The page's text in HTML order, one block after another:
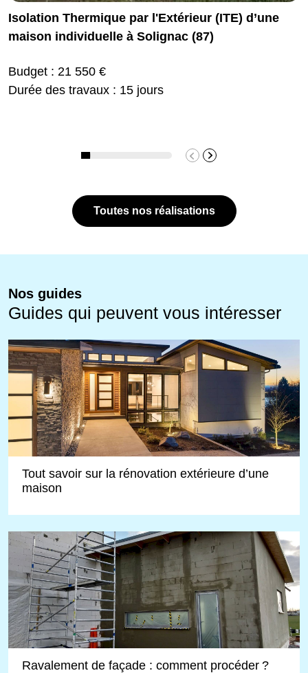
Isolation Thermique par l'Extérieur (ITE) d’une
maison individuelle à Solignac (87)
Budget : 21 550 €
Durée des travaux : 15 jours
Toutes nos réalisations
Nos guides
Guides qui peuvent vous intéresser
Tout savoir sur la rénovation extérieure d’une
maison
Ravalement de façade : comment procéder ?